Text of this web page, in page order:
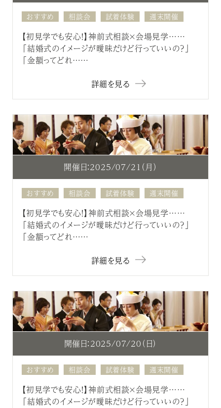
おすすめ 相談会 試着体験 週末開催
【初見学でも安心！】神前式相談×会場見学……
「結婚式のイメージが曖昧だけど行っていいの？」
「金額ってどれ……
詳細を見る
開催日：2025/07/21（月）
おすすめ 相談会 試着体験 週末開催
【初見学でも安心！】神前式相談×会場見学……
「結婚式のイメージが曖昧だけど行っていいの？」
「金額ってどれ……
詳細を見る
開催日：2025/07/20（日）
おすすめ 相談会 試着体験 週末開催
【初見学でも安心！】神前式相談×会場見学……
「結婚式のイメージが曖昧だけど行っていいの？」